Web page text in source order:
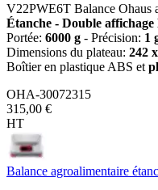
V22PWE6T Balance Ohaus
Étanche - Double
Portée: 6000 g - Précision: 1
Dimensions du plateau: 242
Boîtier en plastique ABS et
OHA-30072315
315,00 €
HT
Balance agroalimentaire